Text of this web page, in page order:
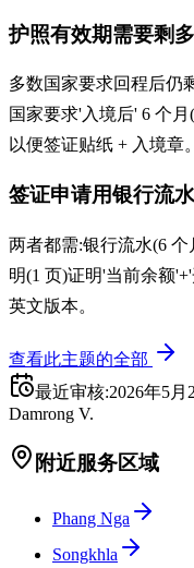
护照有效期需要剩
多数国家要求回程后仍
国家要求'入境后' 6 个
以便签证贴纸 + 入境章。
签证申请用银行流
两者都需:银行流水(6
明(1 页)证明'当前余额
英文版本。
查看此主题的全部
最近审核:2026年5月
Damrong V.
附近服务区域
Phang Nga
Songkhla